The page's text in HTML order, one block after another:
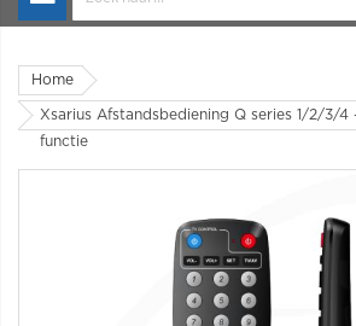
Home
Xsarius Afstandsbediening Q series 1/2/3/
functie